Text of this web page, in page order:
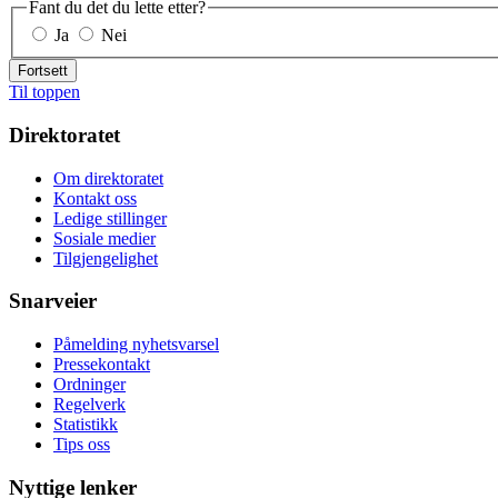
Fant du det du lette etter?
Ja
Nei
Fortsett
Til toppen
Direktoratet
Om direktoratet
Kontakt oss
Ledige stillinger
Sosiale medier
Tilgjengelighet
Snarveier
Påmelding nyhetsvarsel
Pressekontakt
Ordninger
Regelverk
Statistikk
Tips oss
Nyttige lenker